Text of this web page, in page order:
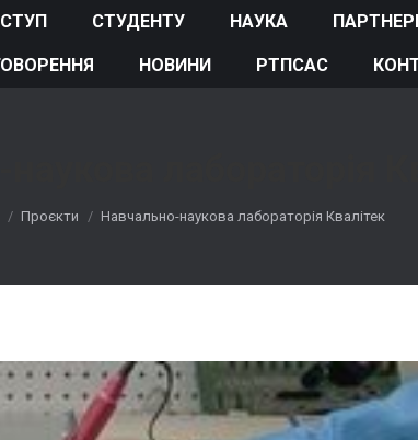
СТУДЕНТУ НАУКА
НОВИНИ РТПСАС
Проєкти Навчально-наукова лабораторія Квалітек